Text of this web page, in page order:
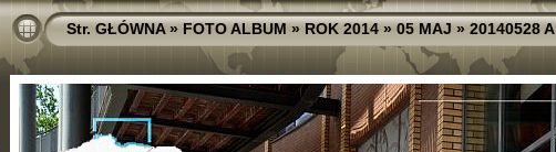
Str. GŁÓWNA»FOTO ALBUM»ROK 2014»05 MAJ»20140528 A